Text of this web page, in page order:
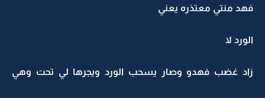
فهد منتي معتذره يعني
الورد لا
زاد غضب فهدو وصار يسحب الورد ويجرها لي تحت وهي